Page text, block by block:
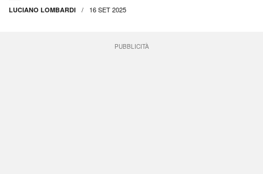
LUCIANO LOMBARDI 16 SET 2025
PUBBLICITÀ